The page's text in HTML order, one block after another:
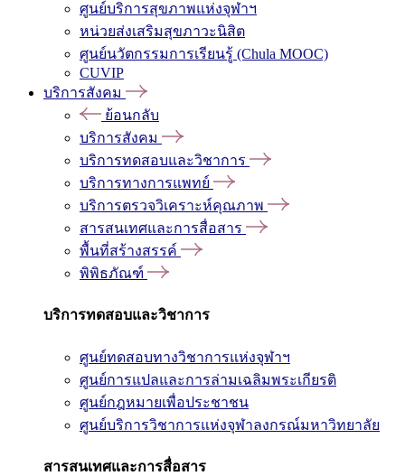
ศูนย์บริการสุขภาพแห่งจุฬาฯ
หน่วยส่งเสริมสุขภาวะนิสิต
ศูนย์นวัตกรรมการเรียนรู้ (Chula MOOC)
CUVIP
บริการสังคม
ย้อนกลับ
บริการสังคม
บริการทดสอบและวิชาการ
บริการทางการแพทย์
บริการตรวจวิเคราะห์คุณภาพ
สารสนเทศและการสื่อสาร
พื้นที่สร้างสรรค์
พิพิธภัณฑ์
บริการทดสอบและวิชาการ
ศูนย์ทดสอบทางวิชาการแห่งจุฬาฯ
ศูนย์การแปลและการล่ามเฉลิมพระเกียรติ
ศูนย์กฎหมายเพื่อประชาชน
ศูนย์บริการวิชาการแห่งจุฬาลงกรณ์มหาวิทยาลัย
สารสนเทศและการสื่อสาร